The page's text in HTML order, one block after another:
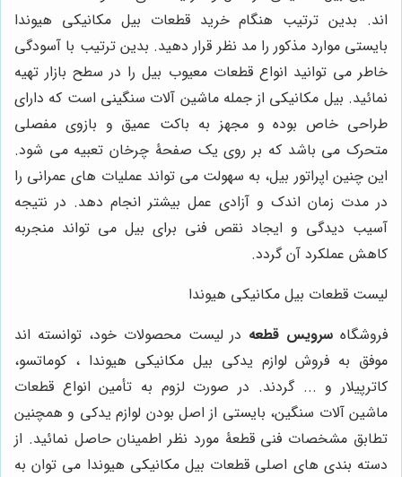
اند. بدین ترتیب هنگام خرید قطعات بیل مکانیکی هیوندا
بایستی موارد مذکور را مد نظر قرار دهید. بدین ترتیب با آسودگی
خاطر می توانید انواع قطعات معیوب بیل را در سطح بازار تهیه
نمائید. بیل مکانیکی از جمله ماشین آلات سنگینی است که دارای
طراحی خاص بوده و مجهز به باکت عمیق و بازوی مفصلی
متحرک می باشد که بر روی یک صفحۀ چرخان تعبیه می شود.
این چنین اپراتور بیل، به سهولت می تواند عملیات های عمرانی را
در مدت زمان اندک و آزادی عمل بیشتر انجام دهد. در نتیجه
آسیب دیدگی و ایجاد نقص فنی برای بیل می تواند منجربه
کاهش عملکرد آن گردد.
لیست قطعات بیل مکانیکی هیوندا
فروشگاه سرویس قطعه در لیست محصولات خود، توانسته اند
موفق به فروش لوازم یدکی بیل مکانیکی هیوندا ، کوماتسو،
کاترپیلار و ... گردند. در صورت لزوم به تأمین انواع قطعات
ماشین آلات سنگین، بایستی از اصل بودن لوازم یدکی و همچنین
تطابق مشخصات فنی قطعۀ مورد نظر اطمینان حاصل نمائید. از
دسته بندی های اصلی قطعات بیل مکانیکی هیوندا می توان به